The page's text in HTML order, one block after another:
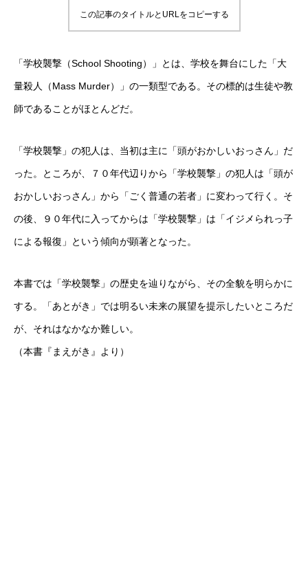
この記事のタイトルとURLをコピーする
「学校襲撃（School Shooting）」とは、学校を舞台にした「大
量殺人（Mass Murder）」の一類型である。その標的は生徒や教
師であることがほとんどだ。
「学校襲撃」の犯人は、当初は主に「頭がおかしいおっさん」だ
った。ところが、７０年代辺りから「学校襲撃」の犯人は「頭が
おかしいおっさん」から「ごく普通の若者」に変わって行く。そ
の後、９０年代に入ってからは「学校襲撃」は「イジメられっ子
による報復」という傾向が顕著となった。
本書では「学校襲撃」の歴史を辿りながら、その全貌を明らかに
する。「あとがき」では明るい未来の展望を提示したいところだ
が、それはなかなか難しい。
（本書『まえがき』より）